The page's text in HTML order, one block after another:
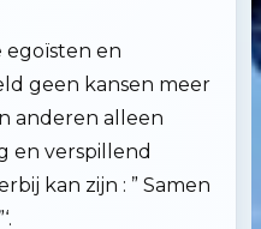
egoïsten en
geen kansen meer
anderen alleen
en verspillend
kan zijn : ” Samen